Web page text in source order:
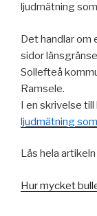
ljudmätning
Det handlar om
sidor
Sollefteå
Ramsele.
I en skrivelse
ljudmätning
Läs hela artikeln
Hur mycket